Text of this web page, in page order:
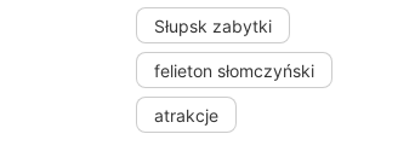
Słupsk zabytki
felieton słomczyński
atrakcje